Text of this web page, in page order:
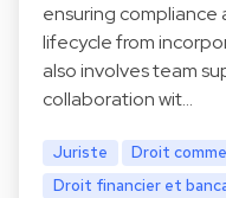
ensuring
lifecycle from
also involves team
collaboration wit…
Juriste
Droit
Droit financier et